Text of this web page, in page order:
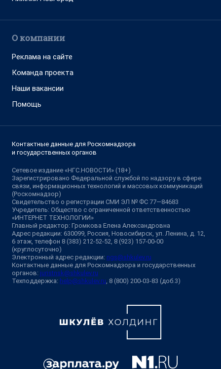
О компании
Реклама на сайте
Команда проекта
Наши вакансии
Помощь
Контактные данные для Роскомнадзора
и государственных органов
Сетевое издание «НГС.НОВОСТИ» (18+)
Зарегистрировано Федеральной службой по надзору в сфере
связи, информационных технологий и массовых коммуникаций
(Роскомнадзор)
Свидетельство о регистрации СМИ ЭЛ № ФС 77—84683
Учредитель: Общество с ограниченной ответственностью
«ИНТЕРНЕТ ТЕХНОЛОГИИ»
Главный редактор: Громкова Елена Александровна
Адрес редакции: 630099, Россия, Новосибирск, ул. Ленина, д. 12,
6 этаж, телефон 8 (383) 212-52-52, 8 (923) 157-00-00
(круглосуточно)
Электронный адрес редакции: ngs@shkulev.ru
Контактные данные для Роскомнадзора и государственных
органов: juristnsk@shkulev.ru
Техподдержка: help@shkulev.ru, 8 (800) 200-03-83 (доб.3)